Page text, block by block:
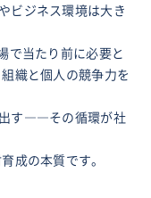
ビジネス環境は大き
で当たり前に必要と
織と個人の競争力を
出す――その循環が社
成の本質です。